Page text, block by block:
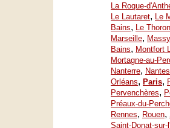
La Roque-
Le Lautaret, Le
Bains, Le
Marseille, Massy
Bains, Montfort
Mortagne-au-
Nanterre, Nantes
Orléans, Paris,
Pervenchères,
Préaux-du-
Rennes, Rouen,
Saint-Donat-sur-